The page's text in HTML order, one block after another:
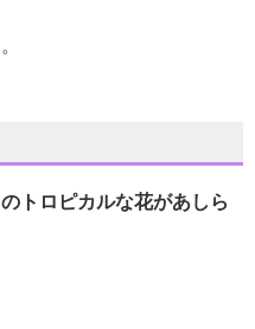
トロピカルな花があしら